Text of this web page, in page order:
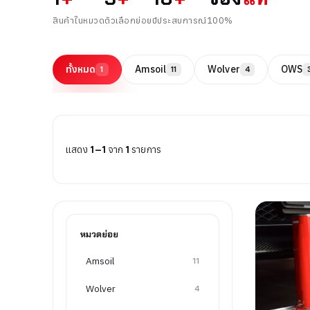
สินค้าในหมวดตัวเลือกย่อยปีประสบการณ์100%
ทั้งหมด 1 Amsoil 11 Wolver 4 OWS
แสดง 1–1 จาก 1 รายการ
หมวดย่อย
Amsoil 11
Wolver 4